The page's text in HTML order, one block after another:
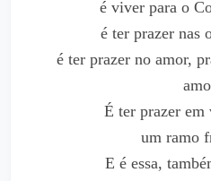
é viver para o
é ter prazer nas
é ter prazer no amor,
É ter prazer em
um ramo
E é essa,